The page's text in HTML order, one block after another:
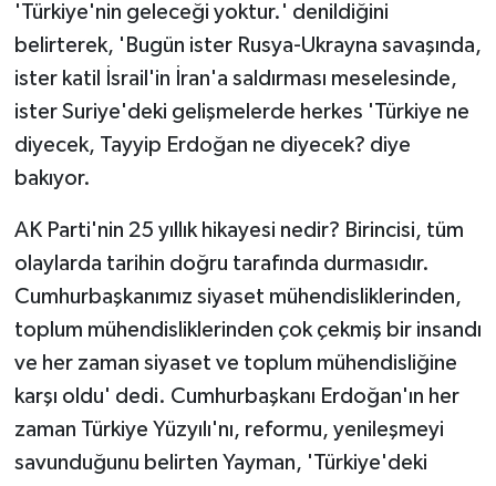
'Türkiye'nin geleceği yoktur.' denildiğini
belirterek, 'Bugün ister Rusya-Ukrayna savaşında,
ister katil İsrail'in İran'a saldırması meselesinde,
ister Suriye'deki gelişmelerde herkes 'Türkiye ne
diyecek, Tayyip Erdoğan ne diyecek? diye
bakıyor.
AK Parti'nin 25 yıllık hikayesi nedir? Birincisi, tüm
olaylarda tarihin doğru tarafında durmasıdır.
Cumhurbaşkanımız siyaset mühendisliklerinden,
toplum mühendisliklerinden çok çekmiş bir insandı
ve her zaman siyaset ve toplum mühendisliğine
karşı oldu' dedi. Cumhurbaşkanı Erdoğan'ın her
zaman Türkiye Yüzyılı'nı, reformu, yenileşmeyi
savunduğunu belirten Yayman, 'Türkiye'deki